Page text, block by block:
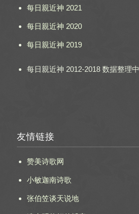
每日親近神 2021
每日親近神 2020
每日親近神 2019
每日親近神 2012-2018 数据整理中
友情链接
赞美诗歌网
小敏迦南诗歌
张伯笠谈天说地